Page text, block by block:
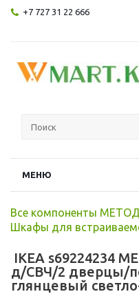
+7 727 31 22 666
МЕНЮ
Все компоненты МЕТОД
Шкафы для
IKEA s69224234
д/СВЧ/2 дверцы/
глянцевый